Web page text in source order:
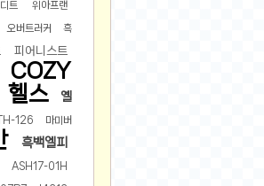
트 위아프랜
오버트러커 흑
피어니스트
COZY
헬스
옐
TH-126 마미버
흑백엘피
ASH17-01H